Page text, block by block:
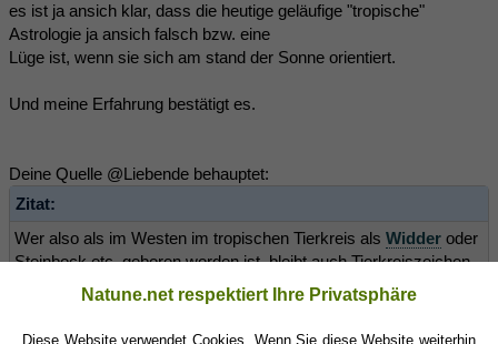
es ist ja ansich klar, dass die heutige geläufige "tropische"
Astrologie ja ansich falsch bzw. eine
Lüge ist, wenn sie sich am stand der Sonne orientiert.
Und meine Erfahrung bestätigt es.
Deine Quelle @Liebende behauptet:
Zitat:
Wer also als im Westen im tropischen Tierkreis als Widder oder
Steinbock etc. geboren worden ist, bleibt auch Tierkreiszeichen
Widder oder Steinbock. Für den Anwender ändert sich also
nichts, weder verschiebt sich sein Sternzeichen, noch gibt es
einen wie auch immer gearteten „Astro-Schock“
Natune.net respektiert Ihre Privatsphäre
Diese Website verwendet Cookies. Wenn Sie diese Website weiterhin